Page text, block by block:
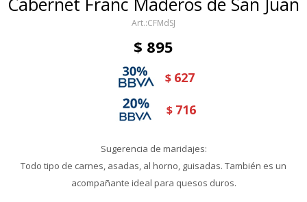
CFMdSJ
$ 895
$ 627
$ 716
Sugerencia de maridajes:
Todo tipo de carnes, asadas, al horno, guisadas. También es un
acompañante ideal para quesos duros.